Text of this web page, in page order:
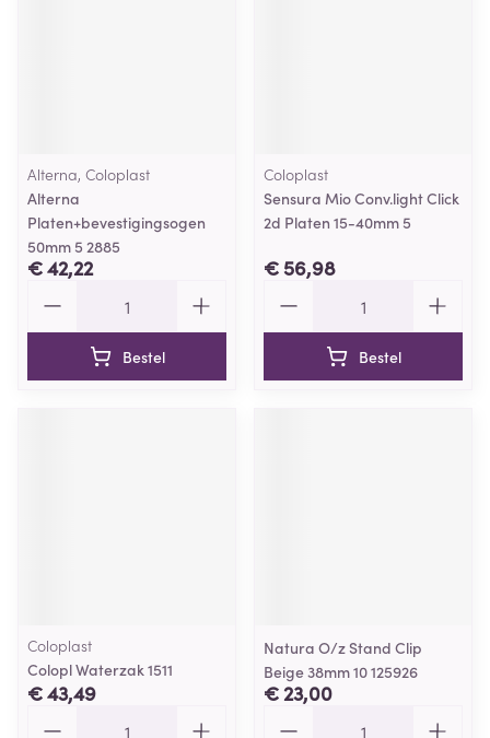
Alterna, Coloplast
Alterna
Platen+bevestigingsogen
50mm 5 2885
€ 42,22
Bestel
Coloplast
Sensura Mio Conv.light Click
2d Platen 15-40mm 5
€ 56,98
Bestel
Coloplast
Colopl Waterzak 1511
€ 43,49
Natura O/z Stand Clip
Beige 38mm 10 125926
€ 23,00